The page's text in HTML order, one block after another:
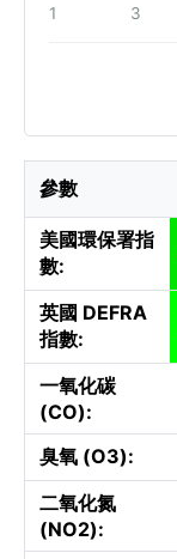
1 3
參數
美國環保署指
數:
英國 DEFRA
指數:
一氧化碳
(CO):
臭氧 (O3):
二氧化氮
(NO2):